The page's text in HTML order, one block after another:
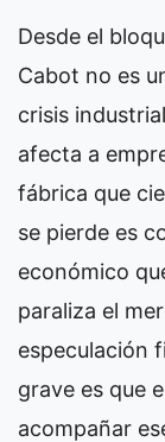
Desde el
Cabot no es
crisis
afecta a
fábrica que
se pierde es
económico
paraliza el
especulación
grave es que
acompañar